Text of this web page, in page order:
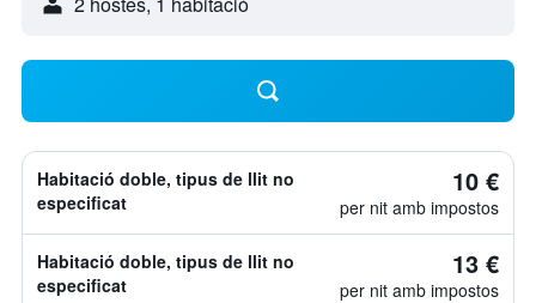
Habitació doble, tipus de llit no
especificat
10 €
per nit amb impostos
Habitació doble, tipus de llit no
especificat
13 €
per nit amb impostos